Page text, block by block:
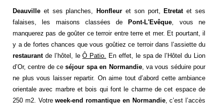
Deauville et ses planches, Honfleuret son port, Etretatet ses
falaises, les maisons classées de
Pont-L'Evêque, vous ne
manquerez pas de goûter ce terroir entre terre et mer. Et pourtant, il
y a de fortes chances que vous goûtiez ce terroir dans l’assiette du
restaurantde l’hôtel, leÔ Patio. En effet, le spa de l’Hôtel du Lion
d’Or, centre de ceséjour spa en Normandie, va vous séduire pour
ne plus vous laisser repartir. On aime tout d’abord cette ambiance
orientale avec marbre et bois qui font le charme de cet espace de
250 m2. Votreweek-end romantique en Normandie, c’est l’accès